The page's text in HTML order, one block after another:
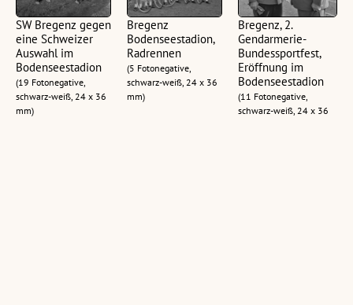
SW Bregenz gegen
eine Schweizer
Auswahl im
Bodenseestadion
(19 Fotonegative,
schwarz-weiß, 24 x 36
mm)
Bregenz
Bodenseestadion,
Radrennen
(5 Fotonegative,
schwarz-weiß, 24 x 36
mm)
Bregenz, 2.
Gendarmerie-
Bundessportfest,
Eröffnung im
Bodenseestadion
(11 Fotonegative,
schwarz-weiß, 24 x 36